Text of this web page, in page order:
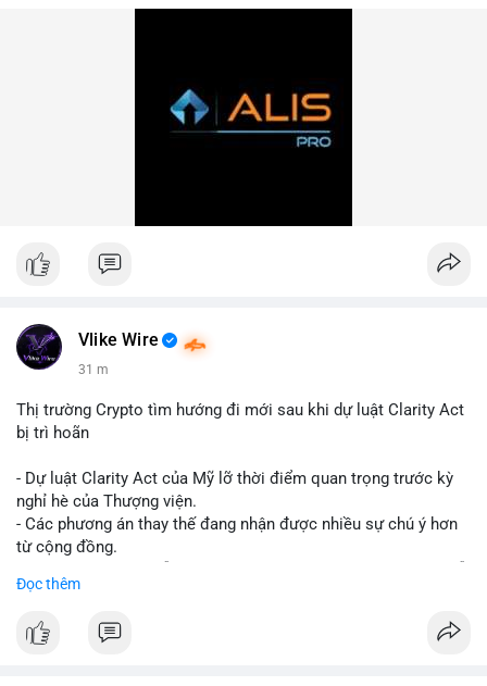
Vlike Wire
31 m
Thị trường Crypto tìm hướng đi mới sau khi dự luật Clarity Act
bị trì hoãn
- Dự luật Clarity Act của Mỹ lỡ thời điểm quan trọng trước kỳ
nghỉ hè của Thượng viện.
- Các phương án thay thế đang nhận được nhiều sự chú ý hơn
từ cộng đồng.
về pháp lý.
#binancesquare
Đọc thêm